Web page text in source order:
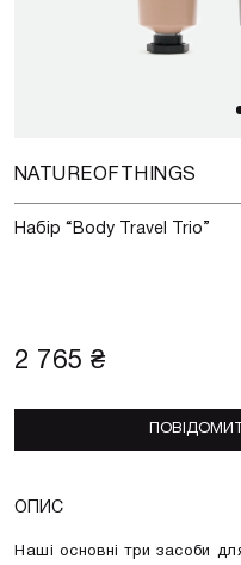
NATUREOFTHINGS
Набір “Body Travel Trio”
2 765 ₴
ОПИС
Наші основні три засоби